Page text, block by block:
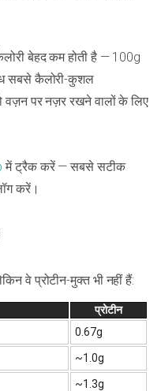
बेहद कम होती है — 100g
सबसे कैलोरी-कुशल
वज़न पर नज़र रखने वालों के लिए
में ट्रैक करें — सबसे सटीक
करें।
वे प्रोटीन-मुक्त भी नहीं हैं:
प्रोटीन
0.67g
~1.0g
~1.3g